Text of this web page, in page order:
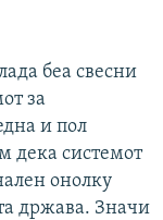
беа свесни
за
и пол
дека системот
онолку
држава. Значи